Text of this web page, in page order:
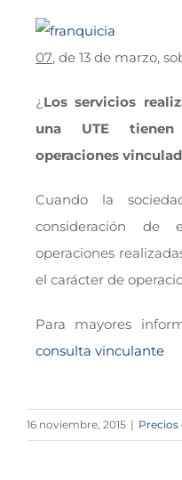
07, de 13 de marzo,
¿ Los servicios
una UTE
operaciones
Cuando la
consideración de
operaciones
el carácter de
Para mayores
consulta vinculante
16 noviembre, 2015 | Precios